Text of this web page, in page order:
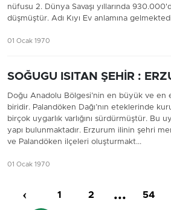
nüfusu 2. Dünya Savaşı yıllarında
düşmüştür. Adı Kıyı Ev anlamına
01 Ocak 1970
SOĞUGU ISITAN ŞEHİR :
Doğu Anadolu Bölgesi’nin en büyük ve en
biridir. Palandöken Dağı’nın eteklerinde
birçok uygarlık varlığını sürdürmüştür. Bu
yapı bulunmaktadır. Erzurum ilinin şehri
ve Palandöken ilçeleri oluşturmakt...
01 Ocak 1970
‹ 1 2 ... 54